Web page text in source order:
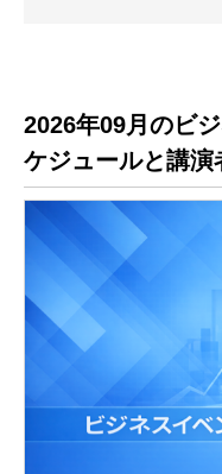
2026年09月のビ
ケジュールと講演